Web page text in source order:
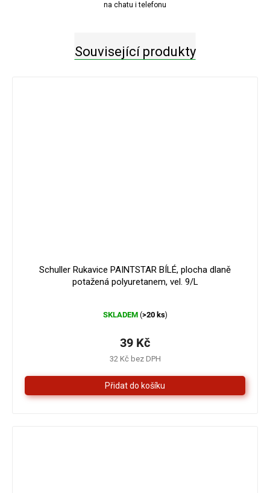
na chatu i telefonu
Související produkty
Schuller Rukavice PAINTSTAR BÍLÉ, plocha dlaně
potažená polyuretanem, vel. 9/L
hodnocení
je
z
5
hvězdiček.
SKLADEM (>20 ks)
32 Kč bez DPH
39 Kč